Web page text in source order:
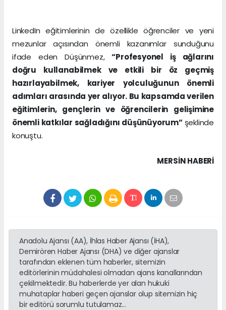
LinkedIn eğitimlerinin de özellikle öğrenciler ve yeni
mezunlar açısından önemli kazanımlar sunduğunu
ifade eden Düşünmez,“Profesyonel iş ağlarını
doğru kullanabilmek ve etkili bir öz geçmiş
hazırlayabilmek, kariyer yolculuğunun önemli
adımları arasında yer alıyor. Bu kapsamda verilen
eğitimlerin, gençlerin ve öğrencilerin gelişimine
önemli katkılar sağladığını düşünüyorum” şeklinde
konuştu.
MERSIN HABERİ
Anadolu Ajansı (AA), İhlas Haber Ajansı (İHA),
Demirören Haber Ajansı (DHA) ve diğer ajanslar
tarafından eklenen tüm haberler, sitemizin
editörlerinin müdahalesi olmadan ajans kanallarından
çekilmektedir. Bu haberlerde yer alan hukuki
muhataplar haberi geçen ajanslar olup sitemizin hiç
bir editörü sorumlu tutulamaz...